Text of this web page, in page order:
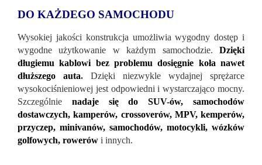
DO KAŻDEGO SAMOCHODU
Wysokiej jakości konstrukcja umożliwia wygodny dostęp i
wygodne użytkowanie w każdym samochodzie. Dzięki
długiemu kablowi bez problemu dosięgnie koła nawet
dłuższego auta. Dzięki niezwykle wydajnej sprężarce
wysokociśnieniowej jest odpowiedni i wystarczająco mocny.
Szczególnie nadaje się do SUV-ów, samochodów
dostawczych, kamperów, crossoverów, MPV, kemperów,
przyczep, minivanów, samochodów, motocykli, wózków
golfowych, rowerów i innych.